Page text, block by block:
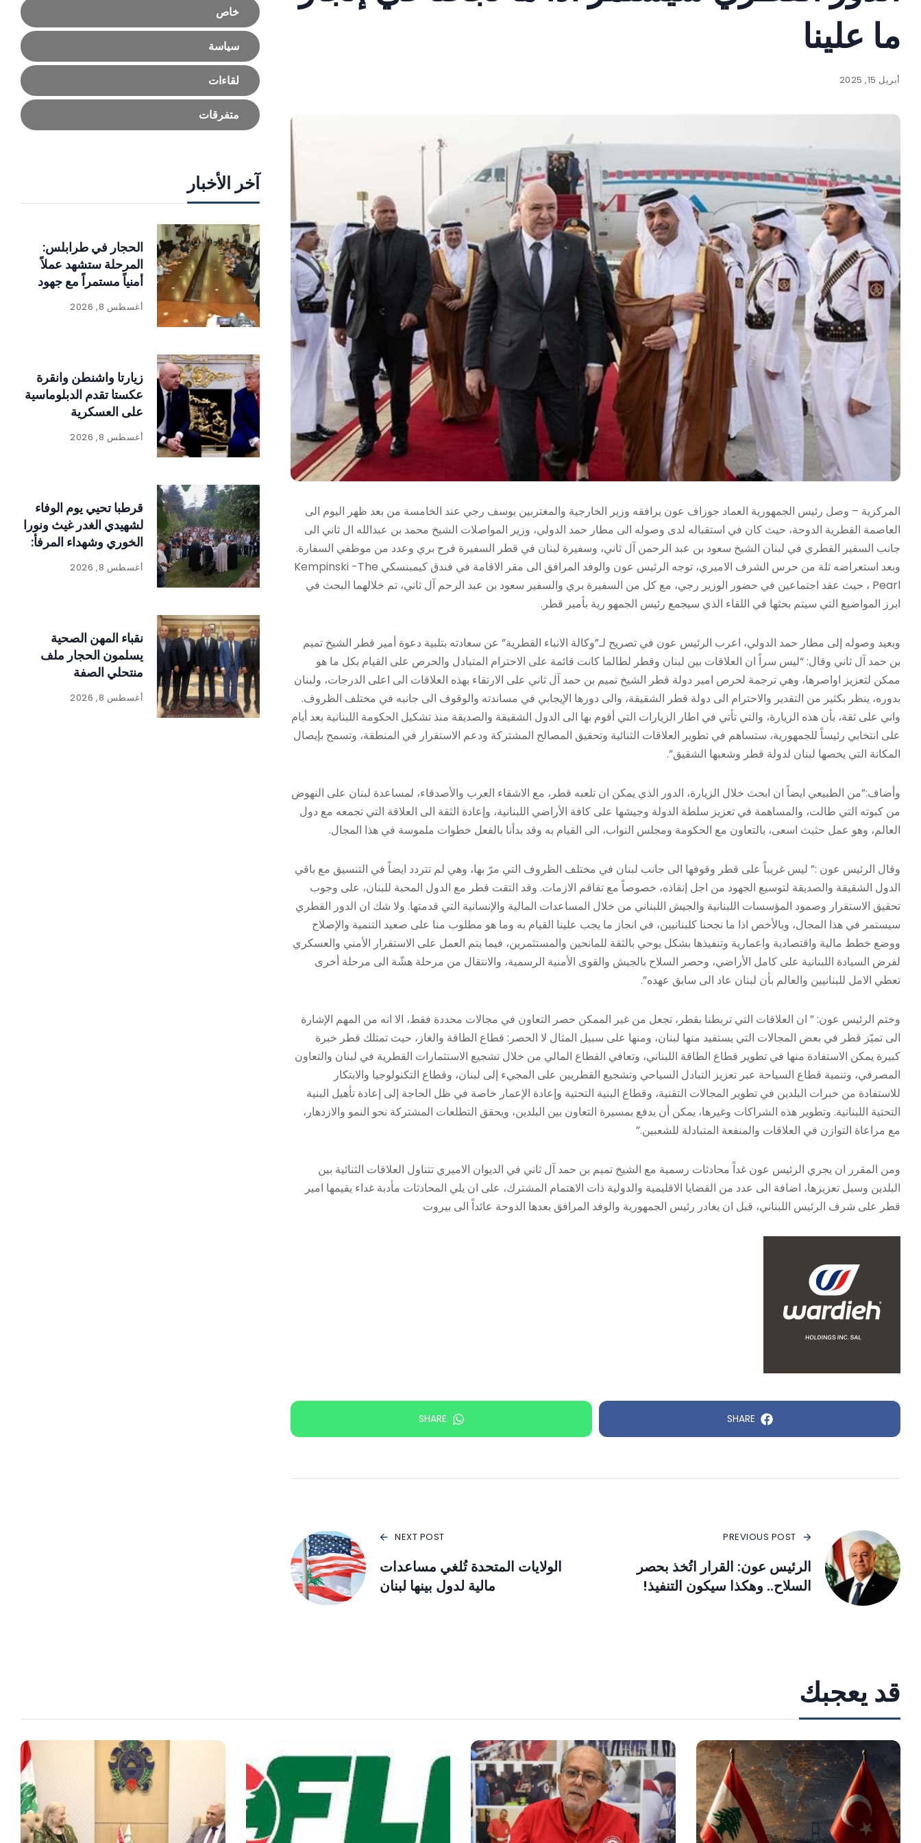
ما علينا
أبريل 15, 2025
المركزية – وصل رئيس الجمهورية العماد جوزاف عون يرافقه وزير الخارجية والمغتربين يوسف رجي عند الخامسة من بعد ظهر اليوم الى
العاصمة القطرية الدوحة، حيث كان في استقباله لدى وصوله الى مطار حمد الدولي، وزير المواصلات الشيخ محمد بن عبدالله ال ثاني الى
جانب السفير القطري في لبنان الشيخ سعود بن عبد الرحمن آل ثاني، وسفيرة لبنان في قطر السفيرة فرح بري وعدد من موظفي السفارة.
وبعد استعراضه ثلة من حرس الشرف الاميري، توجه الرئيس عون والوفد المرافق الى مقر الاقامة في فندق كيمبنسكي Kempinski -The
Pearl ، حيث عقد اجتماعين في حضور الوزير رجي، مع كل من السفيرة بري والسفير سعود بن عبد الرحم آل ثاني، تم خلالهما البحث في
ابرز المواضيع التي سيتم بحثها في اللقاء الذي سيجمع رئيس الجمهو رية بأمير قطر.
وبعيد وصوله إلى مطار حمد الدولي، اعرب الرئيس عون في تصريح لـ”وكالة الانباء القطرية” عن سعادته بتلبية دعوة أمير قطر الشيخ تميم
بن حمد آل ثاني وقال: “ليس سراً ان العلاقات بين لبنان وقطر لطالما كانت قائمة على الاحترام المتبادل والحرص على القيام بكل ما هو
ممكن لتعزيز اواصرها، وهي ترجمة لحرص امير دولة قطر الشيخ تميم بن حمد آل ثاني على الارتقاء بهذه العلاقات الى اعلى الدرجات، ولبنان
بدوره، ينظر بكثير من التقدير والاحترام الى دولة قطر الشقيقة، والى دورها الإيجابي في مساندته والوقوف الى جانبه في مختلف الظروف.
واني على ثقة، بأن هذه الزيارة، والتي تأتي في اطار الزيارات التي أقوم بها الى الدول الشقيقة والصديقة منذ تشكيل الحكومة اللبنانية بعد أيام
على انتخابي رئيساً للجمهورية، ستساهم في تطوير العلاقات الثنائية وتحقيق المصالح المشتركة ودعم الاستقرار في المنطقة، وتسمح بإيصال
المكانة التي يخصها لبنان لدولة قطر وشعبها الشقيق”.
وأضاف:”من الطبيعي ايضاً ان ابحث خلال الزيارة، الدور الذي يمكن ان تلعبه قطر، مع الاشقاء العرب والأصدقاء، لمساعدة لبنان على النهوض
من كبوته التي طالت، والمساهمة في تعزيز سلطة الدولة وجيشها على كافة الأراضي اللبنانية، وإعادة الثقة الى العلاقة التي تجمعه مع دول
العالم، وهو عمل حثيث اسعى، بالتعاون مع الحكومة ومجلس النواب، الى القيام به وقد بدأنا بالفعل خطوات ملموسة في هذا المجال.
وقال الرئيس عون :” ليس غريباً على قطر وقوفها الى جانب لبنان في مختلف الظروف التي مرّ بها، وهي لم تتردد ايضاً في التنسيق مع باقي
الدول الشقيقة والصديقة لتوسيع الجهود من اجل إنقاذه، خصوصاً مع تفاقم الازمات. وقد التقت قطر مع الدول المحبة للبنان، على وجوب
تحقيق الاستقرار وصمود المؤسسات اللبنانية والجيش اللبناني من خلال المساعدات المالية والإنسانية التي قدمتها. ولا شك ان الدور القطري
سيستمر في هذا المجال، وبالأخص اذا ما نجحنا كلبنانيين، في انجاز ما يجب علينا القيام به وما هو مطلوب منا على صعيد التنمية والإصلاح
ووضع خطط مالية واقتصادية واعمارية وتنفيذها بشكل يوحي بالثقة للمانحين والمستثمرين، فيما يتم العمل على الاستقرار الأمني والعسكري
لفرض السيادة اللبنانية على كامل الأراضي، وحصر السلاح بالجيش والقوى الأمنية الرسمية، والانتقال من مرحلة هشّة الى مرحلة أخرى
تعطي الامل للبنانيين والعالم بأن لبنان عاد الى سابق عهده”.
وختم الرئيس عون: ” ان العلاقات التي تربطنا بقطر، تجعل من غير الممكن حصر التعاون في مجالات محددة فقط، الا انه من المهم الإشارة
الى تميّز قطر في بعض المجالات التي يستفيد منها لبنان، ومنها على سبيل المثال لا الحصر: قطاع الطاقة والغاز، حيث تمتلك قطر خبرة
كبيرة يمكن الاستفادة منها في تطوير قطاع الطاقة اللبناني، وتعافي القطاع المالي من خلال تشجيع الاستثمارات القطرية في لبنان والتعاون
المصرفي، وتنمية قطاع السياحة عبر تعزيز التبادل السياحي وتشجيع القطريين على المجيء إلى لبنان، وقطاع التكنولوجيا والابتكار
للاستفادة من خبرات البلدين في تطوير المجالات التقنية، وقطاع البنية التحتية وإعادة الإعمار خاصة في ظل الحاجة إلى إعادة تأهيل البنية
التحتية اللبنانية. وتطوير هذه الشراكات وغيرها، يمكن أن يدفع بمسيرة التعاون بين البلدين، ويحقق التطلعات المشتركة نحو النمو والازدهار،
مع مراعاة التوازن في العلاقات والمنفعة المتبادلة للشعبين.”
ومن المقرر ان يجري الرئيس عون غداً محادثات رسمية مع الشيخ تميم بن حمد آل ثاني في الديوان الاميري تتناول العلاقات الثنائية بين
البلدين وسبل تعزيزها، اضافة الى عدد من القضايا الاقليمية والدولية ذات الاهتمام المشترك، على ان يلي المحادثات مأدبة غداء يقيمها امير
قطر على شرف الرئيس اللبناني، قبل ان يغادر رئيس الجمهورية والوفد المرافق بعدها الدوحة عائداً الى بيروت
SHARE
SHARE
PREVIOUS POST
الرئيس عون: القرار اتُخذ بحصر
السلاح.. وهكذا سيكون التنفيذ!
NEXT POST
الولايات المتحدة تُلغي مساعدات
مالية لدول بينها لبنان
خاص
سياسة
لقاءات
متفرقات
آخر الأخبار
الحجار في طرابلس:
المرحلة ستشهد عملاً
أمنياً مستمراً مع جهود
للإنماء
أغسطس 8, 2026
زيارتا واشنطن وانقرة
عكستا تقدم الدبلوماسية
على العسكرية
أغسطس 8, 2026
قرطبا تحيي يوم الوفاء
لشهيدي الغدر غيث ونورا
الخوري وشهداء المرفأ:
«الحقيقة لا تموت
والعدالة لا بد أن تتحقق
أغسطس 8, 2026
نقباء المهن الصحية
يسلمون الحجار ملف
منتحلي الصفة
أغسطس 8, 2026
قد يعجبك